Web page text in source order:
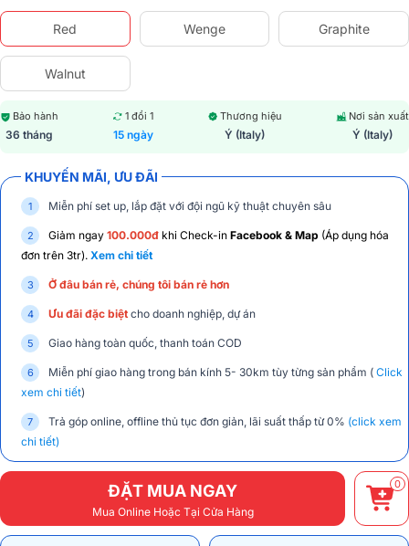
Red Wenge Graphite
Walnut
Bảo hành
36 tháng
1 đổi 1
15 ngày
Thương hiệu
Ý (Italy)
Nơi sản xuất
Ý (Italy)
KHUYẾN MÃI, ƯU ĐÃI
Miễn phí set up, lắp đặt với đội ngũ kỹ thuật chuyên sâu
Giảm ngay 100.000đ khi Check-in Facebook & Map (Áp dụng hóa
đơn trên 3tr). Xem chi tiết
Ở đâu bán rẻ, chúng tôi bán rẻ hơn
Ưu đãi đặc biệt cho doanh nghiệp, dự án
Giao hàng toàn quốc, thanh toán COD
Miễn phí giao hàng trong bán kính 5- 30km tùy từng sản phẩm ( Click
xem chi tiết)
Trả góp online, offline thủ tục đơn giản, lãi suất thấp từ 0% (click xem
chi tiết)
ĐẶT MUA NGAY
Mua Online Hoặc Tại Cửa Hàng
0